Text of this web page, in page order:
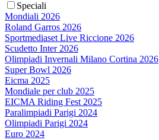
Speciali
Mondiali 2026
Roland Garros 2026
Sportmediaset Live Riccione 2026
Scudetto Inter 2026
Olimpiadi Invernali Milano Cortina 2026
Super Bowl 2026
Eicma 2025
Mondiale per club 2025
EICMA Riding Fest 2025
Paralimpiadi Parigi 2024
Olimpiadi Parigi 2024
Euro 2024